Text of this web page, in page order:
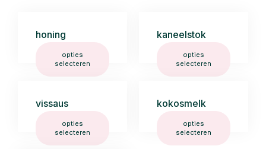
honing
opties
selecteren
kaneelstok
opties
selecteren
vissaus
opties
selecteren
kokosmelk
opties
selecteren